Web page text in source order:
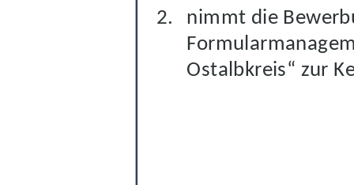
nimmt die
Ostalbkreis“ zur